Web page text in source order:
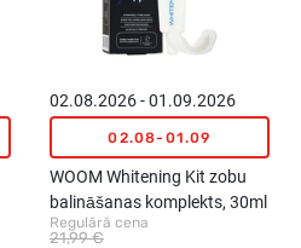
02.08.2026 - 01.09.2026
02.08-01.09
WOOM Whitening Kit zobu
balināšanas komplekts, 30ml
Regulārā cena
21,99 €